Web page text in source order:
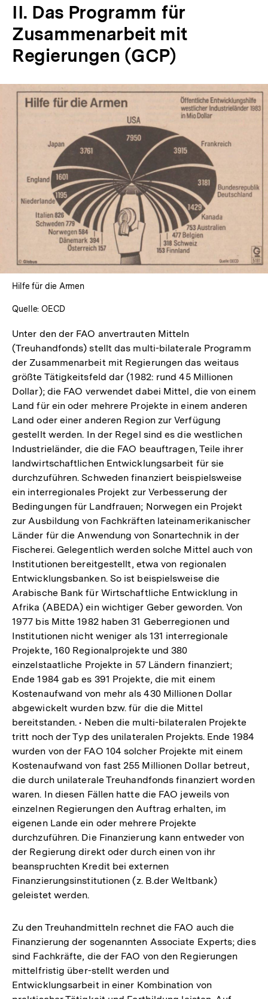
II. Das Programm für
Zusammenarbeit mit
Regierungen (GCP)
In
Lightbox
öffnen
Hilfe für die Armen
Quelle: OECD
Unter den der FAO anvertrauten Mitteln
(Treuhandfonds) stellt das multi-bilaterale Programm
der Zusammenarbeit mit Regierungen das weitaus
größte Tätigkeitsfeld dar (1982: rund 45 Millionen
Dollar); die FAO verwendet dabei Mittel, die von einem
Land für ein oder mehrere Projekte in einem anderen
Land oder einer anderen Region zur Verfügung
gestellt werden. In der Regel sind es die westlichen
Industrieländer, die die FAO beauftragen, Teile ihrer
landwirtschaftlichen Entwicklungsarbeit für sie
durchzuführen. Schweden finanziert beispielsweise
ein interregionales Projekt zur Verbesserung der
Bedingungen für Landfrauen; Norwegen ein Projekt
zur Ausbildung von Fachkräften lateinamerikanischer
Länder für die Anwendung von Sonartechnik in der
Fischerei. Gelegentlich werden solche Mittel auch von
Institutionen bereitgestellt, etwa von regionalen
Entwicklungsbanken. So ist beispielsweise die
Arabische Bank für Wirtschaftliche Entwicklung in
Afrika (ABEDA) ein wichtiger Geber geworden. Von
1977 bis Mitte 1982 haben 31 Geberregionen und
Institutionen nicht weniger als 131 interregionale
Projekte, 160 Regionalprojekte und 380
einzelstaatliche Projekte in 57 Ländern finanziert;
Ende 1984 gab es 391 Projekte, die mit einem
Kostenaufwand von mehr als 430 Millionen Dollar
abgewickelt wurden bzw. für die die Mittel
bereitstanden. • Neben die multi-bilateralen Projekte
tritt noch der Typ des unilateralen Projekts. Ende 1984
wurden von der FAO 104 solcher Projekte mit einem
Kostenaufwand von fast 255 Millionen Dollar betreut,
die durch unilaterale Treuhandfonds finanziert worden
waren. In diesen Fällen hatte die FAO jeweils von
einzelnen Regierungen den Auftrag erhalten, im
eigenen Lande ein oder mehrere Projekte
durchzuführen. Die Finanzierung kann entweder von
der Regierung direkt oder durch einen von ihr
beanspruchten Kredit bei externen
Finanzierungsinstitutionen (z. B.der Weltbank)
geleistet werden.
Zu den Treuhandmitteln rechnet die FAO auch die
Finanzierung der sogenannten Associate Experts; dies
sind Fachkräfte, die der FAO von den Regierungen
mittelfristig über-stellt werden und
Entwicklungsarbeit in einer Kombination von